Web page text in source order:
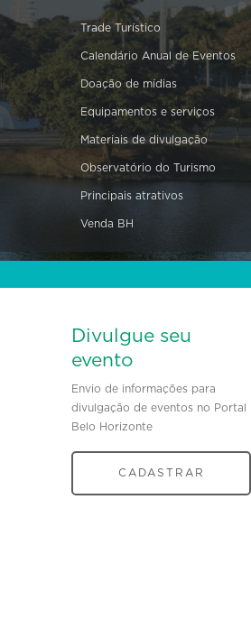
Trade Turístico
Calendário Anual de Eventos
Doação de mídias
Equipamentos e serviços
Materiais de divulgação
Observatório do Turismo
Principais atrativos
Venda BH
Divulgue seu
evento
Envio de informações para
divulgação de eventos no Portal
Belo Horizonte
CADASTRAR